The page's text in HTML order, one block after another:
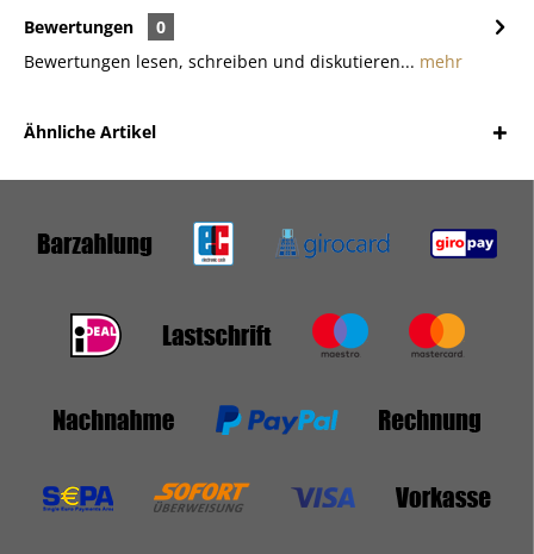
Bewertungen
0
Bewertungen lesen, schreiben und diskutieren... mehr
Ähnliche Artikel